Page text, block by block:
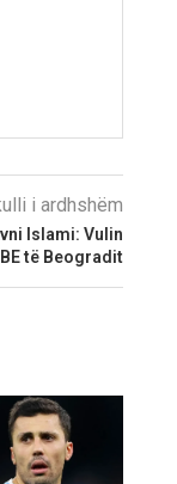
i ardhshëm
Islami: Vulin
të Beogradit